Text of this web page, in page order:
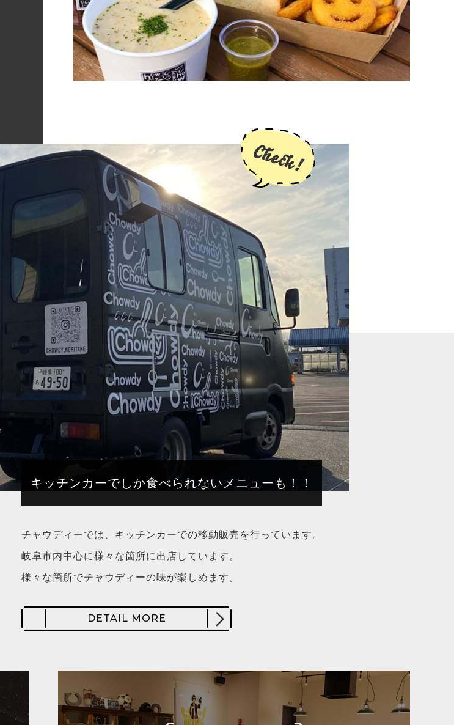
キッチンカーでしか食べられないメニューも！！
チャウディーでは、キッチンカーでの移動販売を行っています。
岐阜市内中心に様々な箇所に出店しています。
様々な箇所でチャウディーの味が楽しめます。
DETAIL MORE